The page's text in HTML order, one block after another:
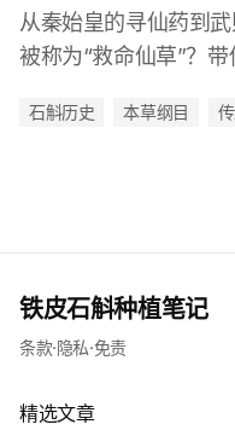
从秦始皇的寻仙药到
被称为“救命仙草”？带
石斛历史 本草纲目
铁皮石斛种植笔记
条款·隐私·免责
精选文章